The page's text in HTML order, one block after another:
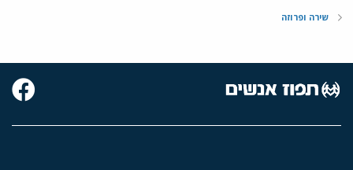
שירה ופרוזה